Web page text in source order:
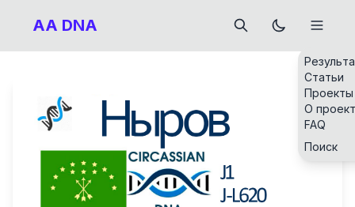
AA DNA
Статьи
Проекты
О
FAQ
Поиск